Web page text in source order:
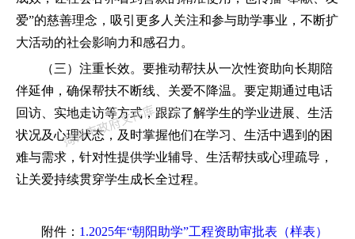
爱”的慈善理念，吸引更多人关注和参与助学事业，不断扩
大活动的社会影响力和感召力。
（三）注重长效。 要推动帮扶从一次性资助向长期陪
伴延伸，确保帮扶不断线、关爱不降温。要定期通过电话
回访、实地走访等方式，跟踪了解学生的学业进展、生活
状况及心理状态，及时掌握他们在学习、生活中遇到的困
难与需求，针对性提供学业辅导、生活帮扶或心理疏导，
让关爱持续贯穿学生成长全过程。
附件： 1.2025年“朝阳助学”工程资助审批表（样表）